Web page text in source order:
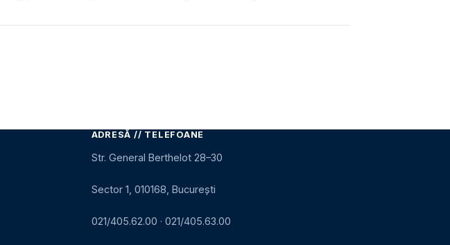
ADRESĂ // TELEFOANE
Str. General Berthelot 28–30
Sector 1, 010168, București
021/405.62.00 · 021/405.63.00